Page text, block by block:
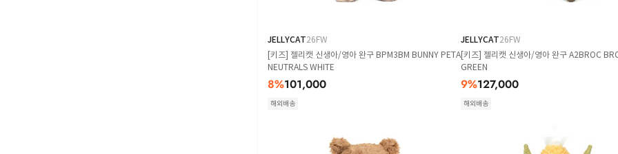
JELLYCAT26FW
[키즈] 젤리캣 신생아/영아 완구 BPM3BM BUNNY PETA
NEUTRALS WHITE
8%101,000
해외배송
JELLYCAT26FW
[키즈] 젤리캣 신생아/영아 완구 A2BROC
GREEN
9%127,000
해외배송